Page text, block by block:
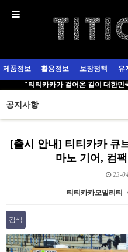
제품정보 활용정보 보장정책 유
"티티카카가 걸어온 길이 대한민
공지사항
[출시 안내] 티티카카 큐
마노 기어, 컴
23-
티티카카모빌리티
검색
본문